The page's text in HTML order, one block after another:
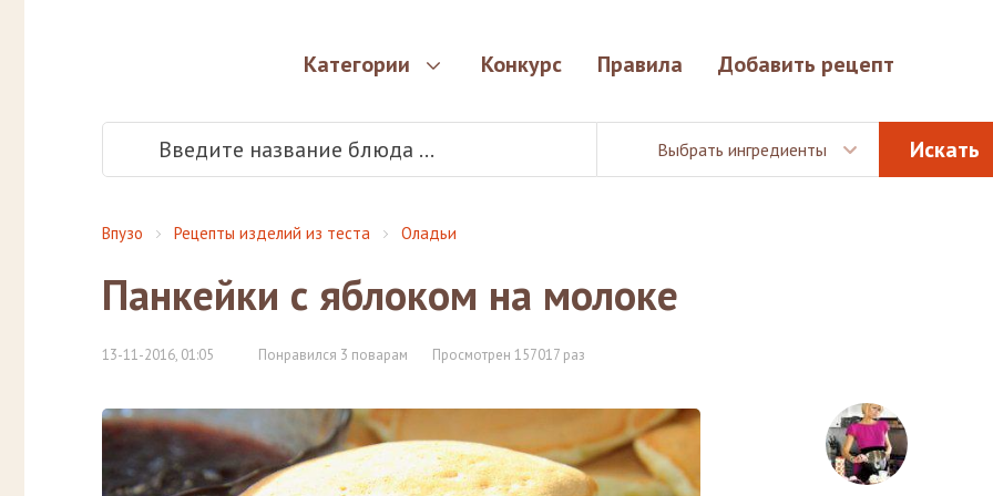
Категории Конкурс Правила Добавить рецепт
Выбрать ингредиенты
Впузо Рецепты изделий из теста Оладьи
Панкейки с яблоком на молоке
13-11-2016, 01:05 Понравился 3 поварам Просмотрен 157017 раз